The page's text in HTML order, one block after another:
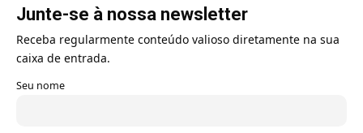
Junte-se à nossa newsletter
Receba regularmente conteúdo valioso diretamente na sua
caixa de entrada.
Seu nome